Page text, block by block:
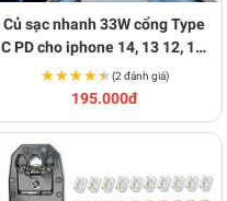
Củ sạc nhanh 33W cổng Type
C PD cho iphone 14, 13 12, 11,
pro max BA1022
★★★★★
★★★★★(2 đánh giá)
195.000đ